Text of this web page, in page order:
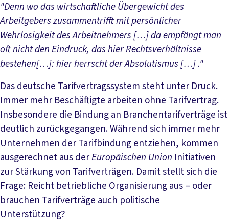
"Denn wo das wirtschaftliche Übergewicht des
Arbeitgebers zusammentrifft mit persönlicher
Wehrlosigkeit des Arbeitnehmers […] da empfängt man
oft nicht den Eindruck, das hier Rechtsverhältnisse
bestehen[…]: hier herrscht der Absolutismus […] ."
Das deutsche Tarifvertragssystem steht unter Druck.
Immer mehr Beschäftigte arbeiten ohne Tarifvertrag.
Insbesondere die Bindung an Branchentarifverträge ist
deutlich zurückgegangen. Während sich immer mehr
Unternehmen der Tarifbindung entziehen, kommen
ausgerechnet aus derEuropäischen Union Initiativen
zur Stärkung von Tarifverträgen. Damit stellt sich die
Frage: Reicht betriebliche Organisierung aus – oder
brauchen Tarifverträge auch politische
Unterstützung?